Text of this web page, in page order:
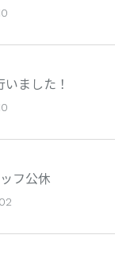
ました！
フ公休